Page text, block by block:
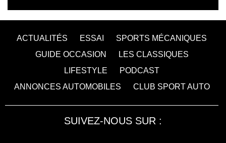
ACTUALITÉS ESSAI
SPORTS MÉCANIQUES
GUIDE OCCASION
LES CLASSIQUES
LIFESTYLE
PODCAST
ANNONCES AUTOMOBILES
CLUB SPORT AUTO
SUIVEZ-NOUS SUR :